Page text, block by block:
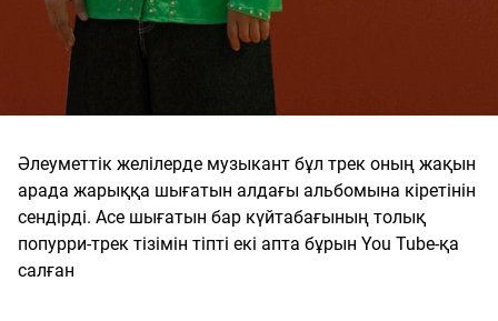
Әлеуметтік желілерде музыкант бұл трек оның жақын
арада жарыққа шығатын алдағы альбомына кіретінін
сендірді. Ace шығатын бар күйтабағының толық
попурри-трек тізімін тіпті екі апта бұрын You Tube-қа
салған